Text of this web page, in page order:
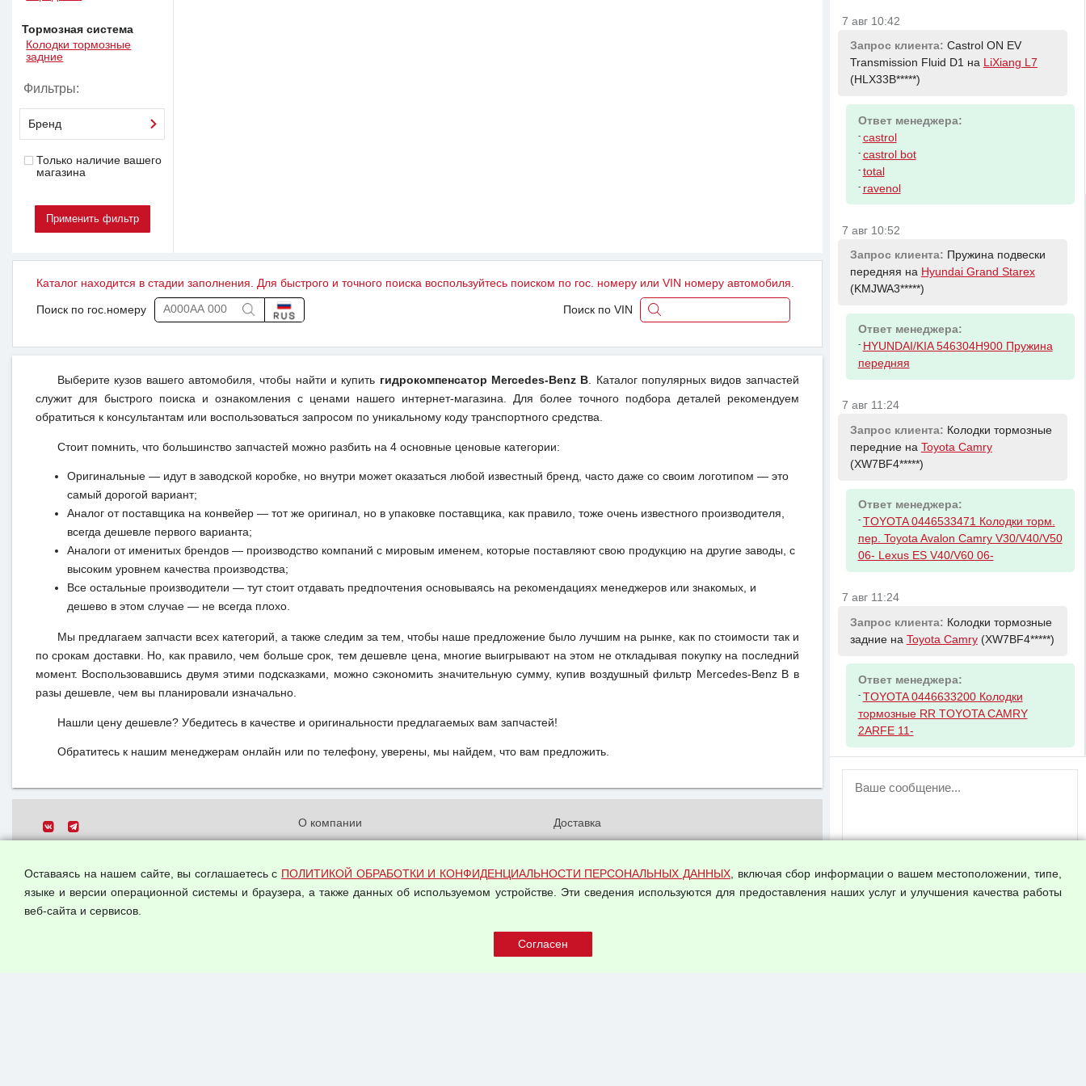
Тормозная система
Колодки тормозные
задние
Фильтры:
Бренд
Только наличие вашего
магазина
Каталог находится в стадии заполнения. Для быстрого и точного поиска воспользуйтесь поиском по гос. номеру или VIN номеру автомобиля.
Поиск по гос.номеру Поиск по VIN
Выберите кузов вашего автомобиля, чтобы найти и купить гидрокомпенсатор Mercedes-Benz B. Каталог популярных видов запчастей
служит для быстрого поиска и ознакомления с ценами нашего интернет-магазина. Для более точного подбора деталей рекомендуем
обратиться к консультантам или воспользоваться запросом по уникальному коду транспортного средства.
Стоит помнить, что большинство запчастей можно разбить на 4 основные ценовые категории:
Оригинальные — идут в заводской коробке, но внутри может оказаться любой известный бренд, часто даже со своим логотипом — это
самый дорогой вариант;
Аналог от поставщика на конвейер — тот же оригинал, но в упаковке поставщика, как правило, тоже очень известного производителя,
всегда дешевле первого варианта;
Аналоги от именитых брендов — производство компаний с мировым именем, которые поставляют свою продукцию на другие заводы, с
высоким уровнем качества производства;
Все остальные производители — тут стоит отдавать предпочтения основываясь на рекомендациях менеджеров или знакомых, и
дешево в этом случае — не всегда плохо.
Мы предлагаем запчасти всех категорий, а также следим за тем, чтобы наше предложение было лучшим на рынке, как по стоимости так и
по срокам доставки. Но, как правило, чем больше срок, тем дешевле цена, многие выигрывают на этом не откладывая покупку на последний
момент. Воспользовавшись двумя этими подсказками, можно сэкономить значительную сумму, купив воздушный фильтр Mercedes-Benz B в
разы дешевле, чем вы планировали изначально.
Нашли цену дешевле? Убедитесь в качестве и оригинальности предлагаемых вам запчастей!
Обратитесь к нашим менеджерам онлайн или по телефону, уверены, мы найдем, что вам предложить.
Все права защищены.
О компании
данных
Доставка
Оплата и возвраты
Арендодателям
Оставаясь на нашем сайте, вы соглашаетесь с ПОЛИТИКОЙ ОБРАБОТКИ И КОНФИДЕНЦИАЛЬНОСТИ ПЕРСОНАЛЬНЫХ ДАННЫХ, включая сбор информации о вашем местоположении, типе,
языке и версии операционной системы и браузера, а также данных об используемом устройстве. Эти сведения используются для предоставления наших услуг и улучшения качества работы
веб-сайта и сервисов.
7 авг 10:42
Запрос клиента: Castrol ON EV
Transmission Fluid D1 на LiXiang L7
(HLX33B*****)
Ответ менеджера:
- castrol
- castrol bot
- total
- ravenol
7 авг 10:52
Запрос клиента: Пружина подвески
передняя на Hyundai Grand Starex
(KMJWA3*****)
Ответ менеджера:
- HYUNDAI/KIA 546304H900 Пружина
передняя
7 авг 11:24
Запрос клиента: Колодки тормозные
передние на Toyota Camry
(XW7BF4*****)
Ответ менеджера:
- TOYOTA 0446533471 Колодки торм.
пер. Toyota Avalon Camry V30/V40/V50
06- Lexus ES V40/V60 06-
7 авг 11:24
Запрос клиента: Колодки тормозные
задние на Toyota Camry(XW7BF4*****)
Ответ менеджера:
- TOYOTA 0446633200 Колодки
тормозные RR TOYOTA CAMRY
2ARFE 11-
ВНИМАНИЕ!
пользователей временно отключена!
аккаунт.